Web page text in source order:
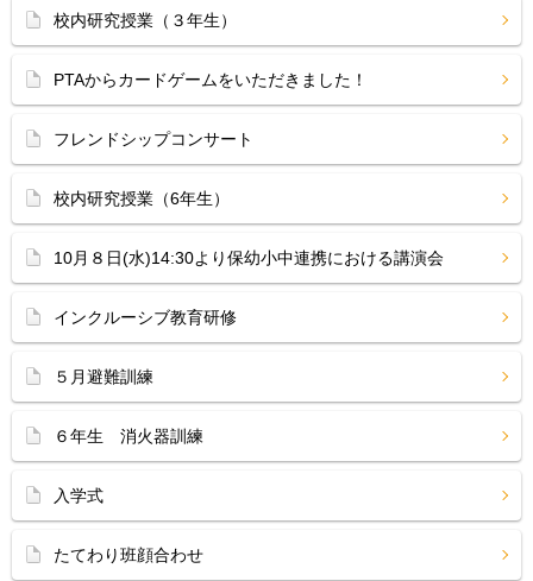
校内研究授業（３年生）
PTAからカードゲームをいただきました！
フレンドシップコンサート
校内研究授業（6年生）
10月８日(水)14:30より保幼小中連携における講演会
インクルーシブ教育研修
５月避難訓練
６年生 消火器訓練
入学式
たてわり班顔合わせ